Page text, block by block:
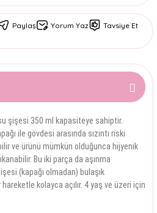
Paylaş Yorum Yaz
Tavsiye Et
şişesi 350 ml kapasiteye sahiptir.
ile gövdesi arasında sızıntı riski
ve ürünü mümkün olduğunca hijyenik
Bu iki parça da aşınma
(kapağı olmadan) bulaşık
kolayca açılır. 4 yaş ve üzeri için